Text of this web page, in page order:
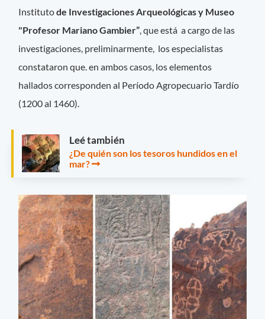
Institutode Investigaciones Arqueológicas y Museo
"Profesor Mariano Gambier”, que está a cargo de las
investigaciones, preliminarmente, los especialistas
constataron que. en ambos casos, los elementos
hallados corresponden al Período Agropecuario Tardío
(1200 al 1460).
Leé también
¿De quién son los tesoros hundidos en el
mar?